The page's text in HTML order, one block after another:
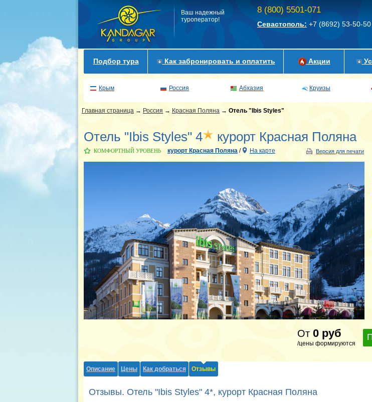
Ваш надежный
туроператор!
8 (800) 5501-071
Севастополь: +7 (8692) 53-50-50
Подбор тура Как забронировать и оплатить Акции
Крым Россия Абхазия Круизы
Главная страница → Россия → Красная Поляна → Отель "Ibis Styles"
Отель "Ibis Styles" 4 курорт Красная Поляна
КОМФОРТНЫЙ УРОВЕНЬ курорт Красная Поляна / На карте Версия для печати
От 0 руб
/цены формируются
Описание Цены Как добраться Отзывы
Отзывы. Отель "Ibis Styles" 4*, курорт Красная Поляна